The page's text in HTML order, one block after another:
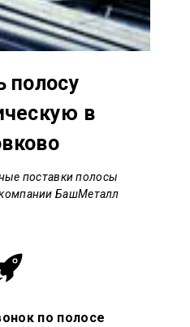
полосу
в
поставки полосы
БашМеталл
по полосе